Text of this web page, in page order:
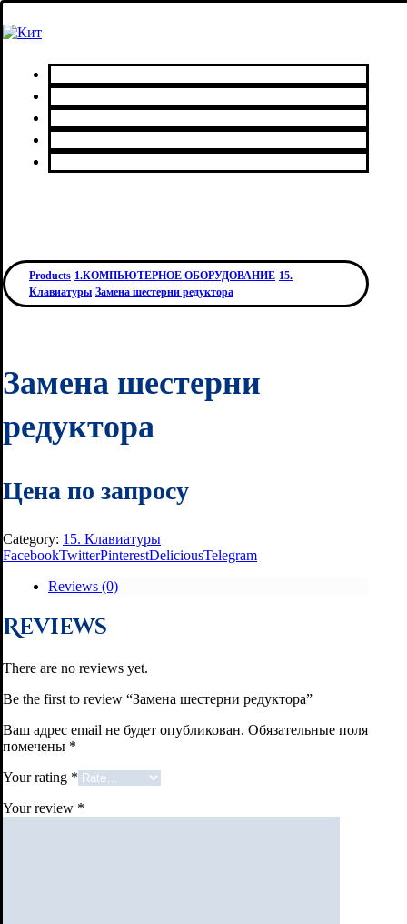
Products 1.КОМПЬЮТЕРНОЕ ОБОРУДОВАНИЕ 15.
Клавиатуры Замена шестерни редуктора
Замена шестерни
редуктора
Цена по запросу
Category: 15. Клавиатуры
FacebookTwitterPinterestDeliciousTelegram
Reviews (0)
Reviews
There are no reviews yet.
Be the first to review “Замена шестерни редуктора”
Ваш адрес email не будет опубликован. Обязательные поля
помечены *
Your rating *
Your review *